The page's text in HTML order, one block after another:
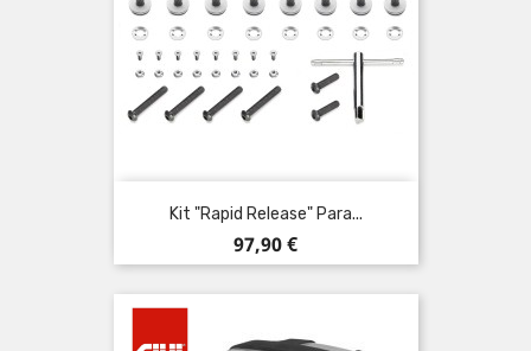
Kit "Rapid Release" Para...
Precio
97,90 €